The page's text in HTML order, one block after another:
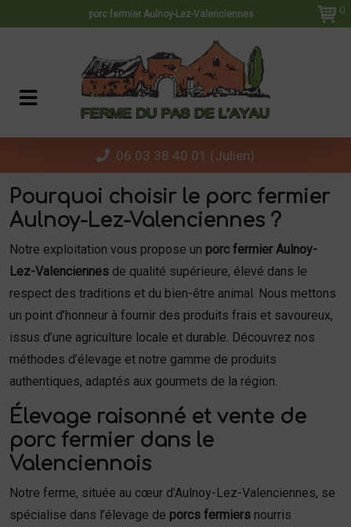
porc fermier Aulnoy-Lez-Valenciennes 0
06 03 38 40 01 (Julien)
Pourquoi choisir le porc fermier
Aulnoy-Lez-Valenciennes ?
Notre exploitation vous propose un porc fermier Aulnoy-
Lez-Valenciennes de qualité supérieure, élevé dans le
respect des traditions et du bien-être animal. Nous mettons
un point d’honneur à fournir des produits frais et savoureux,
issus d’une agriculture locale et durable. Découvrez nos
méthodes d’élevage et notre gamme de produits
authentiques, adaptés aux gourmets de la région.
Élevage raisonné et vente de
porc fermier dans le
Valenciennois
Notre ferme, située au cœur d’Aulnoy-Lez-Valenciennes, se
spécialise dans l’élevage de porcs fermiers nourris
Panneau de gestion des cookies